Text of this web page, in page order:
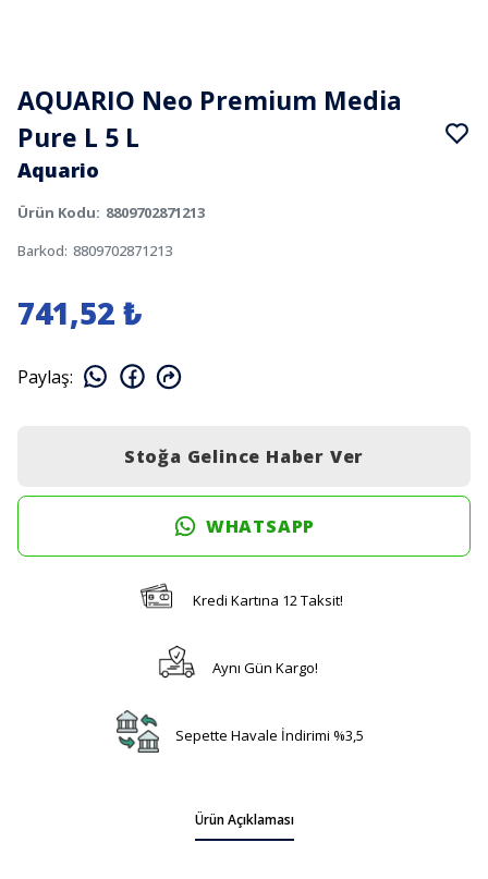
AQUARIO Neo Premium Media
Pure L 5 L
Aquario
Ürün Kodu: 8809702871213
Barkod: 8809702871213
741,52 ₺
Paylaş:
Stoğa Gelince Haber Ver
WHATSAPP
Kredi Kartına 12 Taksit!
Aynı Gün Kargo!
Sepette Havale İndirimi %3,5
Ürün Açıklaması